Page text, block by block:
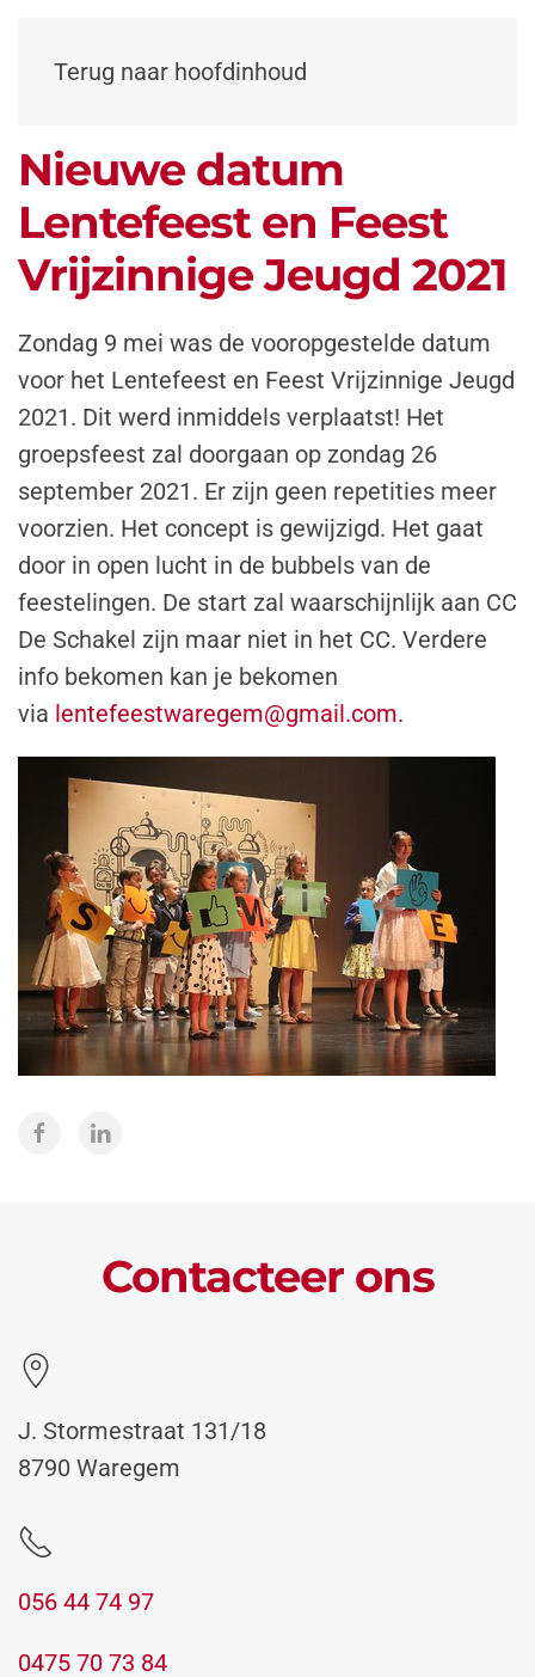
Terug naar hoofdinhoud
Nieuwe datum
Lentefeest en Feest
Vrijzinnige Jeugd 2021
Zondag 9 mei was de vooropgestelde datum
voor het Lentefeest en Feest Vrijzinnige Jeugd
2021. Dit werd inmiddels verplaatst! Het
groepsfeest zal doorgaan op zondag 26
september 2021. Er zijn geen repetities meer
voorzien. Het concept is gewijzigd. Het gaat
door in open lucht in de bubbels van de
feestelingen. De start zal waarschijnlijk aan CC
De Schakel zijn maar niet in het CC. Verdere
info bekomen kan je bekomen
via lentefeestwaregem@gmail.com.
Contacteer ons
J. Stormestraat 131/18
8790 Waregem
056 44 74 97
0475 70 73 84